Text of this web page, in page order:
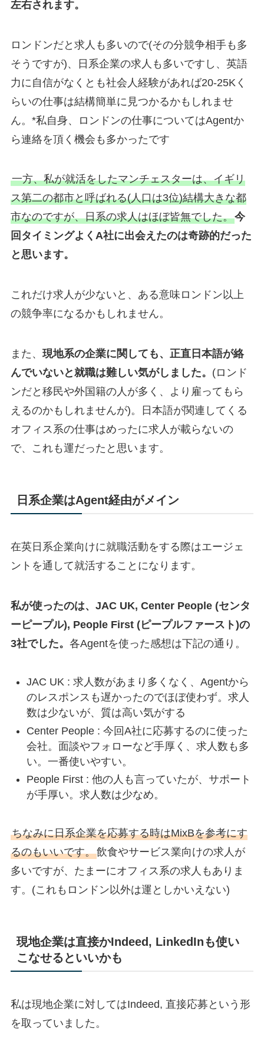
左右されます。
ロンドンだと求人も多いので(その分競争相手も多
そうですが)、日系企業の求人も多いですし、英語
力に自信がなくとも社会人経験があれば20-25Kく
らいの仕事は結構簡単に見つかるかもしれませ
ん。*私自身、ロンドンの仕事についてはAgentか
ら連絡を頂く機会も多かったです
一方、私が就活をしたマンチェスターは、イギリ
ス第二の都市と呼ばれる(人口は3位)結構大きな都
市なのですが、日系の求人はほぼ皆無でした。今
回タイミングよくA社に出会えたのは奇跡的だった
と思います。
これだけ求人が少ないと、ある意味ロンドン以上
の競争率になるかもしれません。
また、 現地系の企業に関しても、正直日本語が絡
んでいないと就職は難しい気がしました。 (ロンド
ンだと移民や外国籍の人が多く、より雇ってもら
えるのかもしれませんが)。日本語が関連してくる
オフィス系の仕事はめったに求人が載らないの
で、これも運だったと思います。
日系企業はAgent経由がメイン
在英日系企業向けに就職活動をする際はエージェ
ントを通して就活することになります。
私が使ったのは、JAC UK, Center People (センタ
ーピープル), People First (ピープルファースト)の
3社でした。 各Agentを使った感想は下記の通り。
JAC UK : 求人数があまり多くなく、Agentから
のレスポンスも遅かったのでほぼ使わず。求人
数は少ないが、質は高い気がする
Center People : 今回A社に応募するのに使った
会社。面談やフォローなど手厚く、求人数も多
い。一番使いやすい。
People First : 他の人も言っていたが、サポート
が手厚い。求人数は少なめ。
ちなみに日系企業を応募する時はMixBを参考にす
るのもいいです。飲食やサービス業向けの求人が
多いですが、たまーにオフィス系の求人もありま
す。(これもロンドン以外は運としかいえない)
現地企業は直接かIndeed, LinkedInも使い
こなせるといいかも
私は現地企業に対してはIndeed, 直接応募という形
を取っていました。